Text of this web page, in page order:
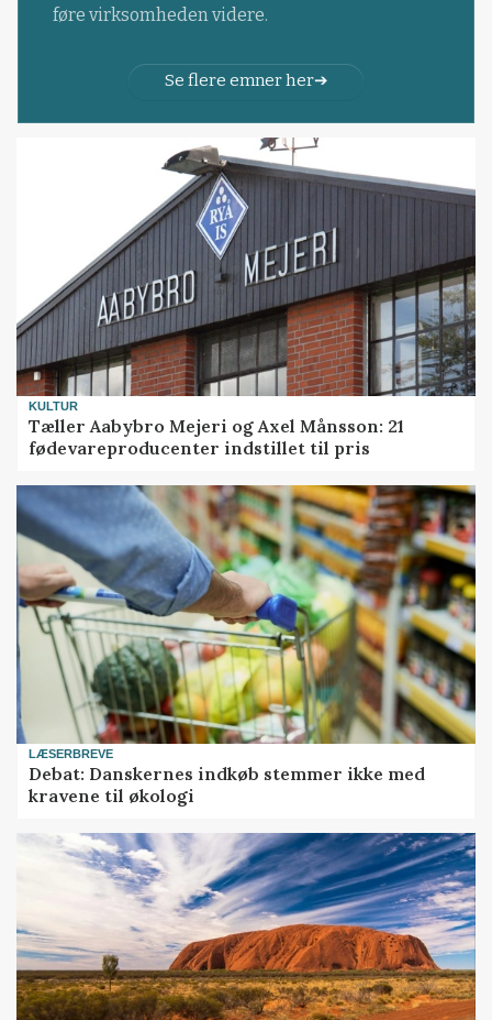
føre virksomheden videre.
Se flere emner her
KULTUR
Tæller Aabybro Mejeri og Axel Månsson: 21
fødevareproducenter indstillet til pris
LÆSERBREVE
Debat: Danskernes indkøb stemmer ikke med
kravene til økologi